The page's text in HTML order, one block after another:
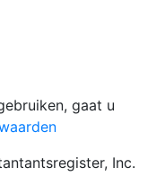
gaat u
Inc.